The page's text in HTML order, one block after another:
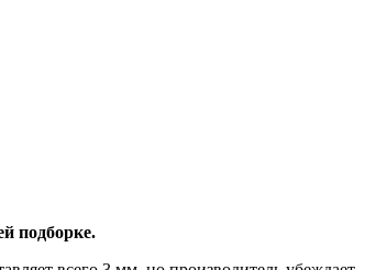
подборке.